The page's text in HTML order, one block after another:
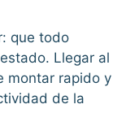
que todo
Llegar al
montar rapido y
de la